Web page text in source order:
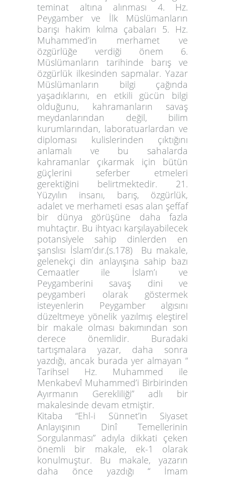
teminat altına alınması 4. Hz.
Peygamber ve İlk Müslümanların
barışı hakim kılma çabaları 5. Hz.
Muhammed’in merhamet ve
özgürlüğe verdiği önem 6.
Müslümanların tarihinde barış ve
özgürlük ilkesinden sapmalar. Yazar
Müslümanların bilgi çağında
yaşadıklarını, en etkili gücün bilgi
olduğunu, kahramanların savaş
meydanlarından değil, bilim
kurumlarından, laboratuarlardan ve
diploması kulislerinden çıktığını
anlamalı ve bu sahalarda
kahramanlar çıkarmak için bütün
güçlerini seferber etmeleri
gerektiğini belirtmektedir. 21.
Yüzyılın insanı, barış, özgürlük,
adalet ve merhameti esas alan şeffaf
bir dünya görüşüne daha fazla
muhtaçtır. Bu ihtyacı karşılayabilecek
potansiyele sahip dinlerden en
şanslısı İslam’dır.(s.178) Bu makale,
gelenekçi din anlayışına sahip bazı
Cemaatler ile İslam’ı ve
Peygamberini savaş dini ve
peygamberi olarak göstermek
isteyenlerin Peygamber algısını
düzeltmeye yönelik yazılmış eleştirel
bir makale olması bakımından son
derece önemlidir. Buradaki
tartışmalara yazar, daha sonra
yazdığı, ancak burada yer almayan “
Tarihsel Hz. Muhammed ile
Menkabevî Muhammed’i Birbirinden
Ayırmanın Gerekliliği” adlı bir
makalesinde devam etmiştir.
Kitaba “Ehl-i Sünnet’in Siyaset
Anlayışının Dinî Temellerinin
Sorgulanması” adıyla dikkati çeken
önemli bir makale, ek-1 olarak
konulmuştur. Bu makale, yazarın
daha önce yazdığı “ İmam